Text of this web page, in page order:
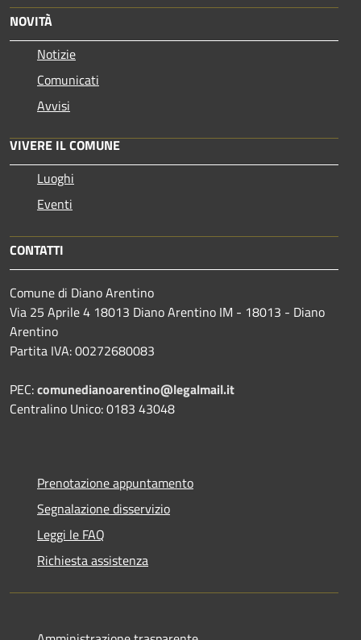
NOVITÀ
Notizie
Comunicati
Avvisi
VIVERE IL COMUNE
Luoghi
Eventi
CONTATTI
Comune di Diano Arentino
Via 25 Aprile 4 18013 Diano Arentino IM - 18013 - Diano
Arentino
Partita IVA: 00272680083
PEC:comunedianoarentino@legalmail.it
Centralino Unico: 0183 43048
Prenotazione appuntamento
Segnalazione disservizio
Leggi le FAQ
Richiesta assistenza